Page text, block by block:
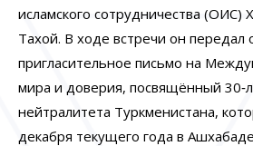
исламского сотрудничества (ОИС)
Тахой. В ходе встречи он передал
пригласительное письмо на
мира и доверия, посвящённый
нейтралитета Туркменистана,
декабря текущего года в